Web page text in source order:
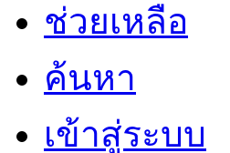
ช่วยเหลือ
ค้นหา
เข้าสู่ระบบ